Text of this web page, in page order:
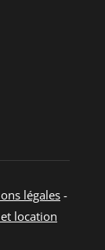
légales-
location